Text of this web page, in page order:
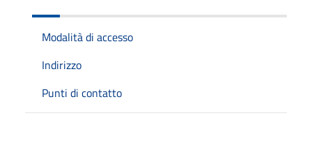
Modalità di accesso
Indirizzo
Punti di contatto